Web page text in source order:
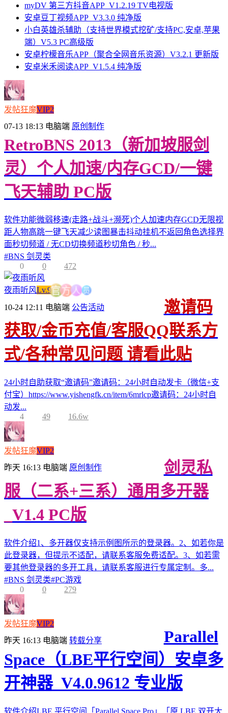
myDV 第三方抖音APP_V1.2.19 TV电视版
安卓豆丁视频APP_V3.3.0 纯净版
小白英雄杀辅助（支持世界模式挖矿/支持PC,安卓,苹果
端）V5.3 PC高级版
安卓柠檬音乐APP（聚合全网音乐资源）V3.2.1 更新版
安卓米禾阅读APP_V1.5.4 纯净版
发帖狂魔VIP2
07-13 18:13 电脑端 原创制作
RetroBNS 2013（新加坡服剑
灵）个人加速/内存GCD/一键
飞天辅助 PC版
软件功能微弱移速(走路+战斗+濒死)个人加速内存GCD无限视
距人物高跳一键飞天减少读图暴击抖动挂机不返回角色选择界
面秒切频道 / 无CD切换频道秒切角色 / 秒...
#BNS 剑灵类
0
0 472
夜雨听风Lv.9官 方人员
10-24 12:11 电脑端 公告活动
邀请码
获取/金币充值/客服QQ联系方
式/各种常见问题 请看此贴
24小时自助获取“邀请码”邀请码：24小时自动发卡（微信+支
付宝）https://www.yishengfk.cn/item/6mrlcp邀请码：24小时自
动发...
4
49 16.6w
发帖狂魔VIP2
昨天 16:13 电脑端 原创制作
剑灵私
服（二系+三系）通用多开器
_V1.4 PC版
软件介绍1、多开器仅支持示例图所示的登录器。2、如若你是
此登录器，但提示不适配，请联系客服免费适配。3、如若需
要其他登录器的多开工具，请联系客服进行专属定制。多...
#BNS 剑灵类#PC游戏
0
0 279
发帖狂魔VIP2
昨天 16:13 电脑端 转载分享
Parallel
Space（LBE平行空间）安卓多
开神器_V4.0.9612 专业版
软件介绍LBE 平行空间「Parallel Space Pro」「原 LBE 双开大